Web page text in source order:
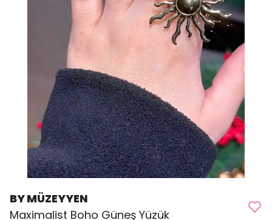
BY MÜZEYYEN
Maximalist Boho Güneş Yüzük